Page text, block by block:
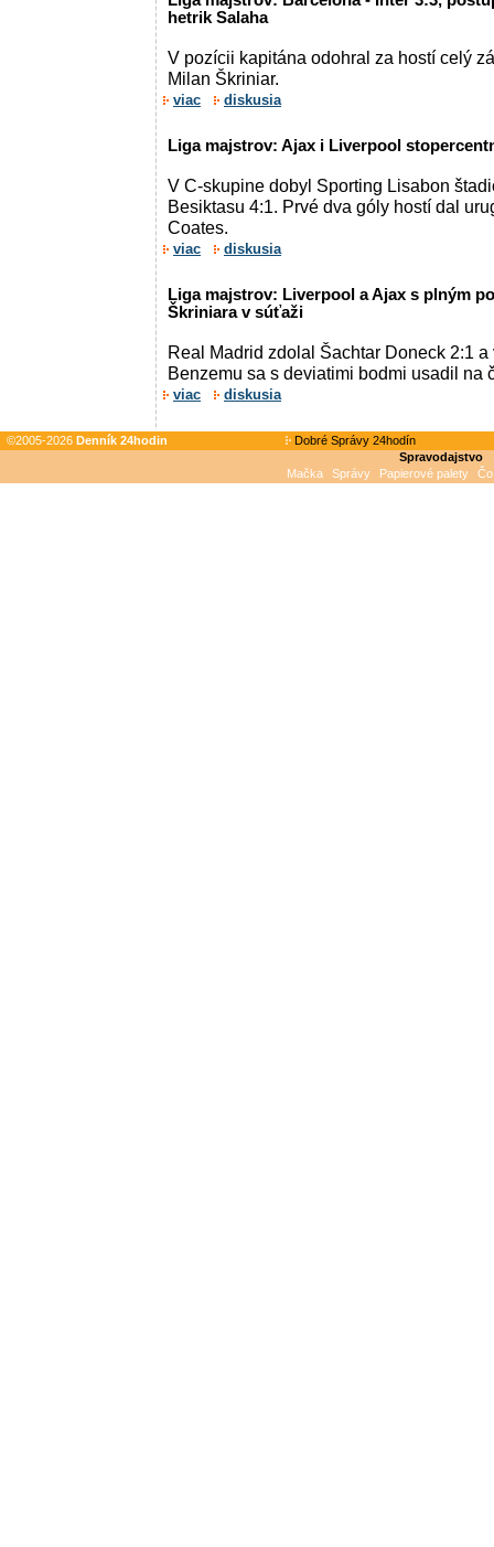
hetrik Salaha
V pozícii kapitána odohral za hostí celý
Milan Škriniar.
viac diskusia
Liga majstrov: Ajax i Liverpool
V C-skupine dobyl Sporting Lisabon
Besiktasu 4:1. Prvé dva góly hostí dal
Coates.
viac diskusia
Liga majstrov: Liverpool a Ajax s plným
Škriniara v súťaži
Real Madrid zdolal Šachtar Doneck 2:1
Benzemu sa s deviatimi bodmi usadil na
viac diskusia
©2005-2026 Denník 24hodin
Dobré Správy 24hodín
Spravodajstvo
Mačka
Správy Papierové palety